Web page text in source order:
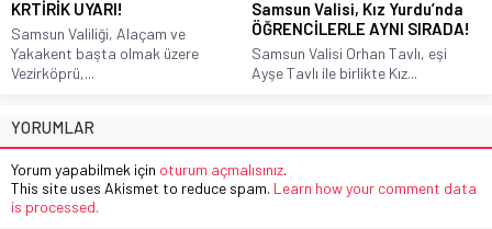
KRTİRİK UYARI!
Samsun Valiliği, Alaçam ve
Yakakent başta olmak üzere
Vezirköprü,...
Samsun Valisi, Kız Yurdu’nda
ÖĞRENCİLERLE AYNI SIRADA!
Samsun Valisi Orhan Tavlı, eşi
Ayşe Tavlı ile birlikte Kız...
YORUMLAR
Yorum yapabilmek için oturum açmalısınız.
This site uses Akismet to reduce spam. Learn how your comment data
is processed.